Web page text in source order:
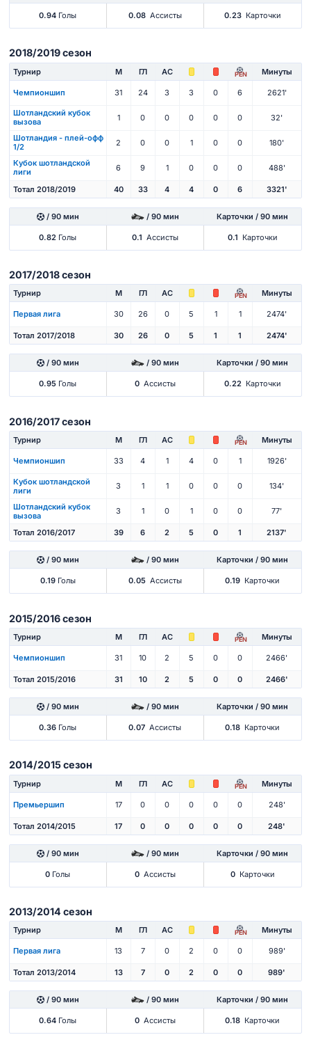
0.94 Голы 0.08 Ассисты 0.23 Карточки
2018/2019 сезон
Турнир М ГЛ АС PEN Минуты
Чемпионшип 31 24 3 3 0 6 2621'
Шотландский кубок
вызова
1 0 0 0 0 0 32'
Шотландия - плей-офф
1/2
2 0 0 1 0 0 180'
Кубок шотландской
лиги
6 9 1 0 0 0 488'
Тотал 2018/2019 40 33 4 4 0 6 3321'
/ 90 мин / 90 мин Карточки / 90 мин
0.82 Голы 0.1 Ассисты 0.1 Карточки
2017/2018 сезон
Турнир М ГЛ АС PEN Минуты
Первая лига 30 26 0 5 1 1 2474'
Тотал 2017/2018 30 26 0 5 1 1 2474'
/ 90 мин / 90 мин Карточки / 90 мин
0.95 Голы 0 Ассисты 0.22 Карточки
2016/2017 сезон
Турнир М ГЛ АС PEN Минуты
Чемпионшип 33 4 1 4 0 1 1926'
Кубок шотландской
лиги
3 1 1 0 0 0 134'
Шотландский кубок
вызова
3 1 0 1 0 0 77'
Тотал 2016/2017 39 6 2 5 0 1 2137'
/ 90 мин / 90 мин Карточки / 90 мин
0.19Голы 0.05 Ассисты 0.19 Карточки
2015/2016 сезон
Турнир М ГЛ АС PEN Минуты
Чемпионшип 31 10 2 5 0 0 2466'
Тотал 2015/2016 31 10 2 5 0 0 2466'
/ 90 мин / 90 мин Карточки / 90 мин
0.36 Голы 0.07 Ассисты 0.18 Карточки
2014/2015 сезон
Турнир М ГЛ АС PEN Минуты
Премьершип 17 0 0 0 0 0 248'
Тотал 2014/2015 17 0 0 0 0 0 248'
/ 90 мин / 90 мин Карточки / 90 мин
0 Голы 0 Ассисты 0 Карточки
2013/2014 сезон
Турнир М ГЛ АС PEN Минуты
Первая лига 13 7 0 2 0 0 989'
Тотал 2013/2014 13 7 0 2 0 0 989'
/ 90 мин / 90 мин Карточки / 90 мин
0.64 Голы 0 Ассисты 0.18 Карточки